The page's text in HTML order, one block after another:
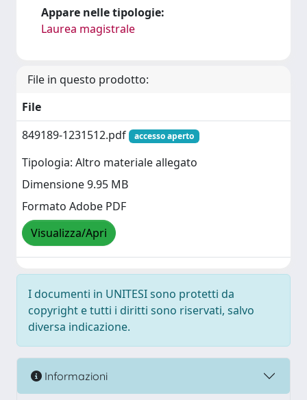
Appare nelle tipologie:
Laurea magistrale
File in questo prodotto:
File
849189-1231512.pdf
accesso aperto
Tipologia: Altro materiale allegato
Dimensione 9.95 MB
Formato Adobe PDF
Visualizza/Apri
I documenti in UNITESI sono protetti da
copyright e tutti i diritti sono riservati, salvo
diversa indicazione.
Informazioni